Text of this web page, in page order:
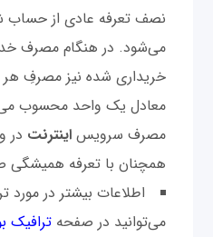
نصف تعرفه عادی از حساب
می‌شود. در هنگام مصرف
خریداری شده نیز مصرفِ هر
معادل یک واحد محسوب
مصرف سرویساینترنت در
همچنان با تعرفه همیشگی
اطلاعات بیشتر در مورد
می‌توانید در صفحهترافیک